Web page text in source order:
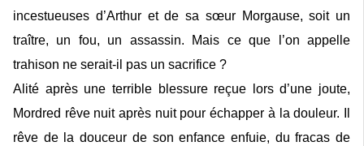
incestueuses d’Arthur et de sa sœur Morgause, soit un
traître, un fou, un assassin. Mais ce que l’on appelle
trahison ne serait-il pas un sacrifice ?
Alité après une terrible blessure reçue lors d’une joute,
Mordred rêve nuit après nuit pour échapper à la douleur. Il
rêve de la douceur de son enfance enfuie, du fracas de